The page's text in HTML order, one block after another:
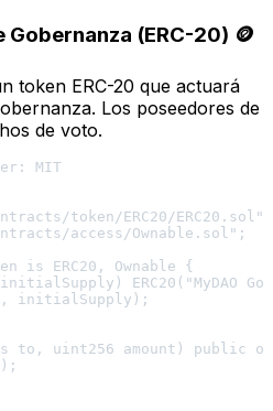
(ERC-20) 🪙
token ERC-20 que actuará
Los poseedores de
de voto.
MIT
token/ERC20/ERC20.sol";
access/Ownable.sol";
is ERC20, Ownable {
ERC20("MyDAO
initialSupply);
to, uint256 amount) public